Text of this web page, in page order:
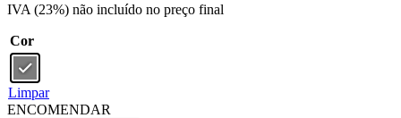
IVA (23%) não incluído no preço final
Cor
Limpar
ENCOMENDAR